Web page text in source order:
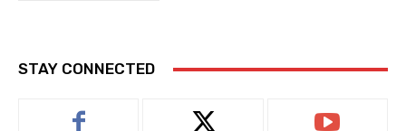
STAY CONNECTED